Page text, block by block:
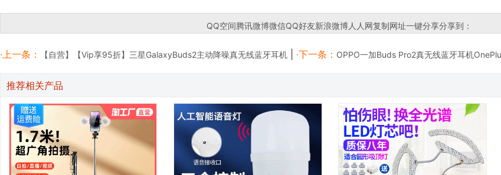
QQ空间腾讯微博微信QQ好友新浪微博人人网复制网址一键分享分享到：
·上一条： 【自营】【Vip享95折】三星GalaxyBuds2主动降噪真无线蓝牙耳机 ·下一条： OPPO一加Buds Pro2真无线蓝牙耳机
推荐相关产品